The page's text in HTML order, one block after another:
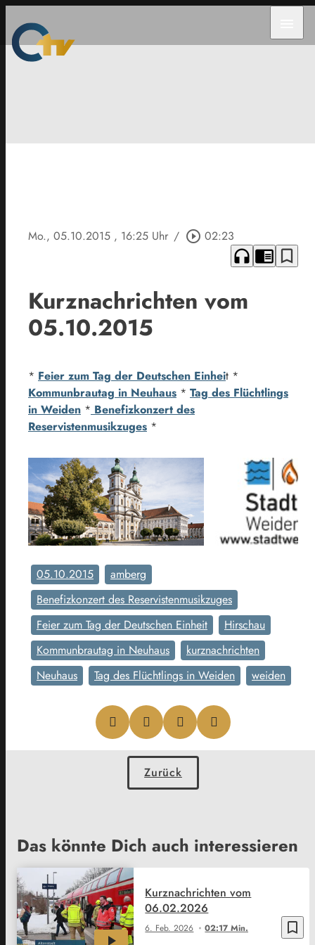
Mo., 05.10.2015 , 16:25 Uhr / play_circle_outline 02:23
headphones chrome_reader_mode bookmark_border
Kurznachrichten vom
05.10.2015
* Feier zum Tag der Deutschen Einheit *
Kommunbrautag in Neuhaus * Tag des Flüchtlings
in Weiden * Benefizkonzert des
Reservistenmusikzuges *
05.10.2015
amberg
Benefizkonzert des Reservistenmusikzuges
Feier zum Tag der Deutschen Einheit
Hirschau
Kommunbrautag in Neuhaus
kurznachrichten
Neuhaus
Tag des Flüchtlings in Weiden weiden
Zurück
Das könnte Dich auch interessieren
bookmark_border
6. Feb. 2026 02:17 Min.
Kurznachrichten vom
06.02.2026